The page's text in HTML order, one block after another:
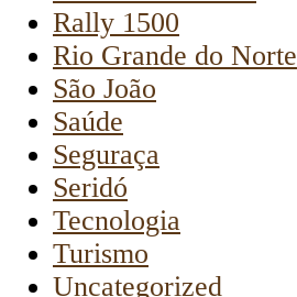
Rally 1500
Rio Grande do Norte
São João
Saúde
Seguraça
Seridó
Tecnologia
Turismo
Uncategorized